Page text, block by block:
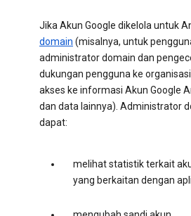
Jika Akun Google dikelola untuk
domain (misalnya, untuk
administrator domain dan
dukungan pengguna ke
akses ke informasi Akun Google
dan data lainnya). Administrator
dapat:
melihat statistik terkait
yang berkaitan dengan